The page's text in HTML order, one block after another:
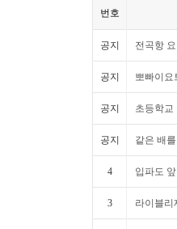
번호
공지 전곡항
공지 뽀빠이요
공지 초등학교
공지 같은 배
4 입파도
3 라이블리